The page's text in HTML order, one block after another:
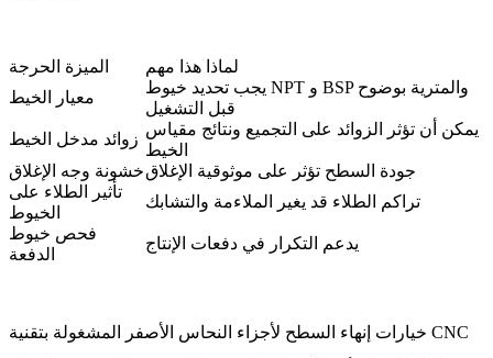
الميزة الحرجة
لماذا هذا مهم
معيار الخيط
يجب تحديد خيوط NPT و BSP والمترية بوضوح
قبل التشغيل
زوائد مدخل الخيط
يمكن أن تؤثر الزوائد على التجميع ونتائج مقياس
الخيط
خشونة وجه الإغلاقجودة السطح تؤثر على موثوقية الإغلاق
تأثير الطلاء على
الخيوط
تراكم الطلاء قد يغير الملاءمة والتشابك
فحص خيوط
الدفعة
يدعم التكرار في دفعات الإنتاج
خيارات إنهاء السطح لأجزاء النحاس الأصفر المشغولة بتقنية CNC